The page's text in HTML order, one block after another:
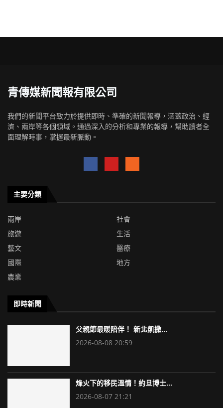
青傳媒新聞報有限公司
我們的新聞平台致力於提供即時、準確的新聞報導，涵蓋政治、經
濟、兩岸等各個領域。通過深入的分析和專業的報導，幫助讀者全
面理解時事，掌握最新脈動。
主要分類
兩岸
社會
旅遊
生活
藝文
醫療
國際
地方
農業
即時新聞
父親節最暖陪伴！ 新北凱撒...
2026-08-08 20:59
烽火下的移民溫情！約旦博士...
2026-08-07 21:21